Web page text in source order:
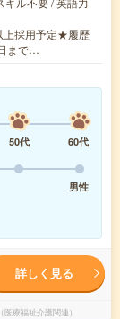
採用予定★履歴
まで…
50代
60代
男性
詳しく見る
療福祉介護関連）